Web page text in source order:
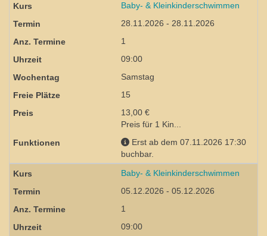
Baby- & Kleinkinderschwimmen
28.11.2026 - 28.11.2026
1
09:00
Samstag
15
13,00 €
Preis für 1 Kin...
Erst ab dem 07.11.2026 17:30
buchbar.
Baby- & Kleinkinderschwimmen
05.12.2026 - 05.12.2026
1
09:00